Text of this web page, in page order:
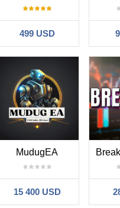
499 USD
MudugEA
15 400 USD